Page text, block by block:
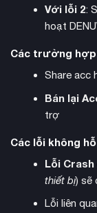
khác.
Với lỗi 2:
hoạt
Các trường
Share acc
Bán lại
trợ
Các lỗi không
Lỗi Crash
thiết bị) sẽ
Lỗi liên